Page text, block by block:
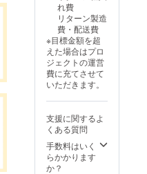
「な
し」と
ご記入
くださ
い。
【施設
一覧】
https://j
apan-
child-
foundat
ion.org/l
ist/
贈先の
児童養
護施設
を指定
する場
合は施
設名を
下記の
から選
択し、
備考欄
にご記
入くだ
れ費
リターン製造
費・配送費
※目標金額を超
えた場合はプロ
ジェクトの運営
費に充てさせて
いただきます。
支援に関するよ
くある質問
手数料はいく
らかかります
か？